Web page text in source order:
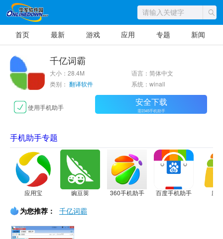
首页 最新 游戏 应用 专题 新闻
千亿词霸
大小：28.4M
语言：简体中文
类别： 翻译软件 系统：winall
使用手机助手 安全下载
需2345手机助手
手机助手专题
应用宝 豌豆荚 360手机助手 百度手机助手 应
为您推荐： 千亿词霸